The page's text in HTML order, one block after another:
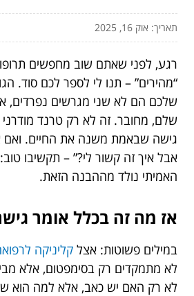
תאריך: אוק 16, 2025
רגע, לפני שאתם שוב מחפשים
“מהירים” – תנו לי לספר לכם סוד.
שלכם הם לא שני מגרשים נפרדים,
שלם, מחובר. זה לא רק טרנד מודרני
גישה שבאמת משנה את החיים. ואם
אבל איך זה קשור לי?” – תקשיבו
האמיתי נולד מההבנה הזאת.
אז מה זה בכלל אומר
במילים פשוטות: אצל קליניקה
לא מתמקדים רק בסימפטום, אלא
לא רק האם יש כאב, אלא למה הוא